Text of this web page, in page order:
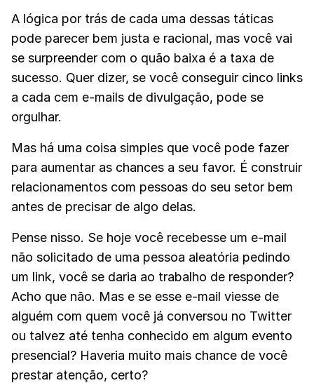
A lógica por trás de cada uma dessas táticas
pode parecer bem justa e racional, mas você vai
se surpreender com o quão baixa é a taxa de
sucesso. Quer dizer, se você conseguir cinco links
a cada cem e-mails de divulgação, pode se
orgulhar.
Mas há uma coisa simples que você pode fazer
para aumentar as chances a seu favor. É construir
relacionamentos com pessoas do seu setor bem
antes de precisar de algo delas.
Pense nisso. Se hoje você recebesse um e-mail
não solicitado de uma pessoa aleatória pedindo
um link, você se daria ao trabalho de responder?
Acho que não. Mas e se esse e-mail viesse de
alguém com quem você já conversou no Twitter
ou talvez até tenha conhecido em algum evento
presencial? Haveria muito mais chance de você
prestar atenção, certo?